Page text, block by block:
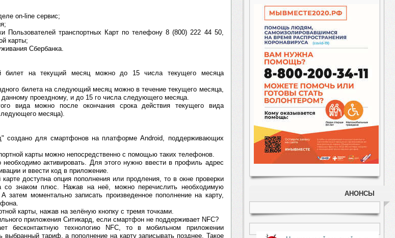
on-line сервис;
транспортных Карт по телефону 8 (800) 222 44 50,
карты;
Сбербанка.
билет на текущий месяц можно до 15 числа текущего месяца
билета на следующий месяц можно в течение текущего месяца,
проездному, и до 15 го числа следующего месяца.
вида можно после окончания срока действия текущего вида
месяца).
создано для смартфонов на платформе Android, поддерживающих
карты можно непосредственно с помощью таких телефонов.
активировать. Для этого нужно ввести в профиль адрес
и ввести код в приложение.
доступна опция пополнения или продления, то в окне проверки
со знаком плюс. Нажав на неё, можно перечислить необходимую
затем моментально записать произведенное пополнение на карту,
карты, нажав на зелёную кнопку с тремя точками.
приложения Ситикард, если смартфон не поддерживает NFC?
бесконтактную технологию NFC, то в мобильном приложении
выбранный тариф, а пополнение на карту записывать позднее. Такое
АНОНСЫ